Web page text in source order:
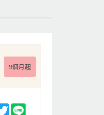
9個月起